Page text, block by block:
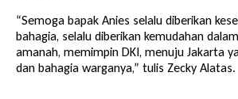
“Semoga bapak Anies selalu diberikan
bahagia, selalu diberikan kemudahan
amanah, memimpin DKI, menuju Jakarta
dan bahagia warganya,” tulis Zecky Alatas.